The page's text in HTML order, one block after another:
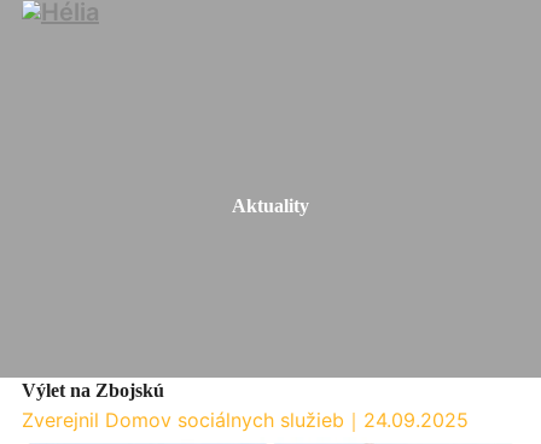
Aktuality
Výlet na Zbojskú
Zverejnil Domov sociálnych služieb ｜ 24.09.2025